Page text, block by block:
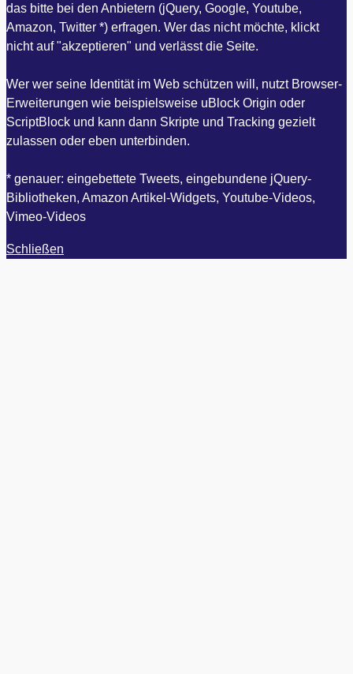
das bitte bei den Anbietern (jQuery, Google, Youtube,
Amazon, Twitter *) erfragen. Wer das nicht möchte, klickt
nicht auf "akzeptieren" und verlässt die Seite.
Wer wer seine Identität im Web schützen will, nutzt Browser-
Erweiterungen wie beispielsweise uBlock Origin oder
ScriptBlock und kann dann Skripte und Tracking gezielt
zulassen oder eben unterbinden.
* genauer: eingebettete Tweets, eingebundene jQuery-
Bibliotheken, Amazon Artikel-Widgets, Youtube-Videos,
Vimeo-Videos
Schließen